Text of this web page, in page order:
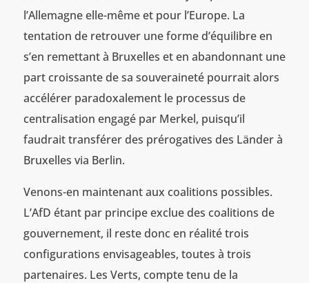
l’Allemagne elle-même et pour l’Europe. La
tentation de retrouver une forme d’équilibre en
s’en remettant à Bruxelles et en abandonnant une
part croissante de sa souveraineté pourrait alors
accélérer paradoxalement le processus de
centralisation engagé par Merkel, puisqu’il
faudrait transférer des prérogatives des Länder à
Bruxelles via Berlin.
Venons-en maintenant aux coalitions possibles.
L’AfD étant par principe exclue des coalitions de
gouvernement, il reste donc en réalité trois
configurations envisageables, toutes à trois
partenaires. Les Verts, compte tenu de la